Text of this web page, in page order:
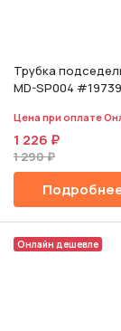
Трубка
MD-SP004 #19739
Цена при оплате
1 226 ₽
1 290 ₽
Онлайн дешевле